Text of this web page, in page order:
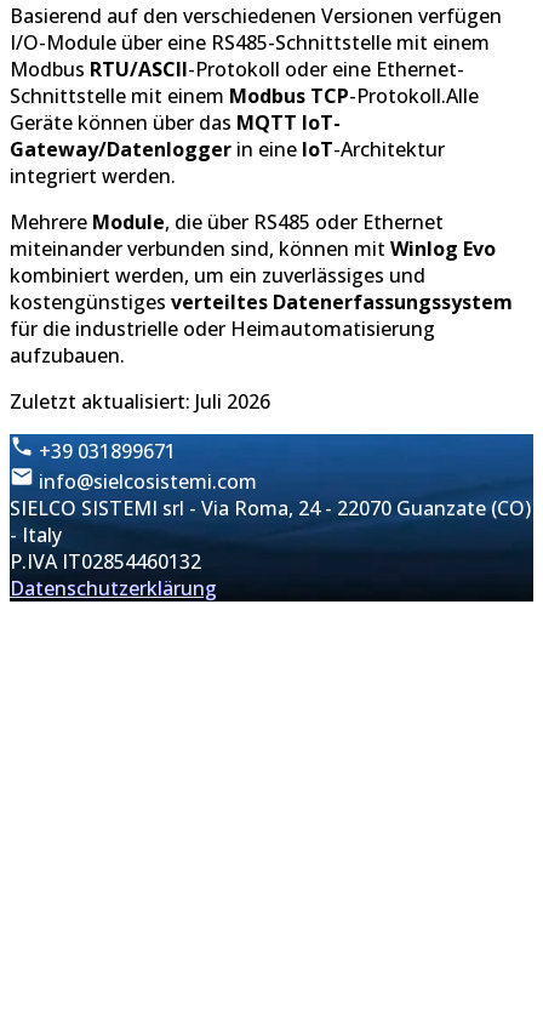
Basierend auf den verschiedenen Versionen verfügen
I/O-Module über eine RS485-Schnittstelle mit einem
Modbus RTU/ASCII-Protokoll oder eine Ethernet-
Schnittstelle mit einem Modbus TCP-Protokoll.Alle
Geräte können über das MQTT IoT-
Gateway/Datenlogger in eine IoT-Architektur
integriert werden.
Mehrere Module, die über RS485 oder Ethernet
miteinander verbunden sind, können mit Winlog Evo
kombiniert werden, um ein zuverlässiges und
kostengünstiges verteiltes Datenerfassungssystem
für die industrielle oder Heimautomatisierung
aufzubauen.
Zuletzt aktualisiert: Juli 2026
+39 031899671
info@sielcosistemi.com
SIELCO SISTEMI srl - Via Roma, 24 - 22070 Guanzate (CO)
- Italy
P.IVA IT02854460132
Datenschutzerklärung